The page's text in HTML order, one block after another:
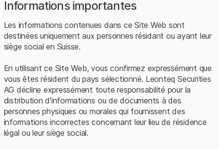
Erreur du serveur.
Informations importantes
Les informations contenues dans ce Site Web sont
destinées uniquement aux personnes résidant ou ayant leur
siège social en Suisse.
En utilisant ce Site Web, vous confirmez expressément que
vous êtes résident du pays sélectionné. Leonteq Securities
AG décline expressément toute responsabilité pour la
distribution d'informations ou de documents à des
personnes physiques ou morales qui fournissent des
informations incorrectes concernant leur lieu de résidence
légal ou leur siège social.